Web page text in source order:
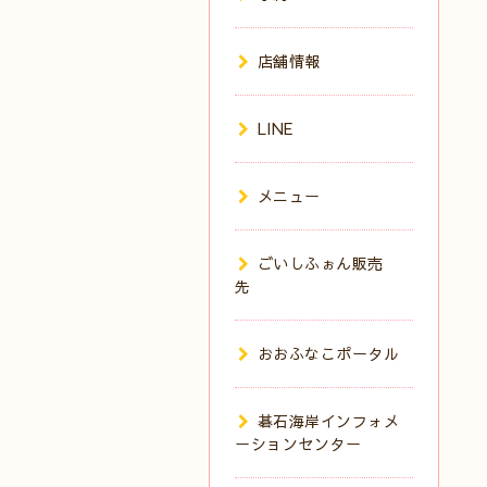
店舗情報
LINE
メニュー
ごいしふぉん販売
先
おおふなこポータル
碁石海岸インフォメ
ーションセンター